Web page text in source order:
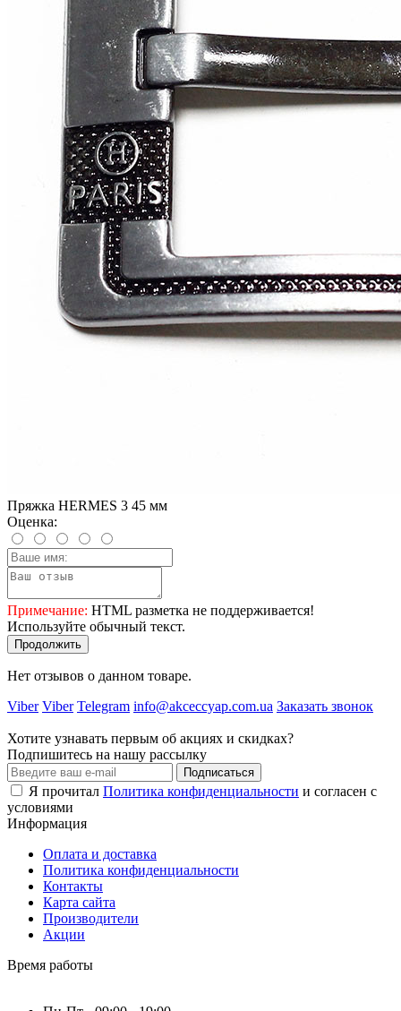
Пряжка HERMES 3 45 мм
Оценка:
Примечание: HTML разметка не поддерживается!
Используйте обычный текст.
Продолжить
Нет отзывов о данном товаре.
Viber Viber Telegram info@akceccyap.com.ua Заказать звонок
Хотите узнавать первым об акциях и скидках?
Подпишитесь на нашу рассылку
Подписаться
Я прочитал Политика конфиденциальности и согласен с
условиями
Информация
Оплата и доставка
Политика конфиденциальности
Контакты
Карта сайта
Производители
Акции
Время работы